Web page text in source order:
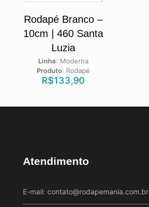
Rodapé Branco –
10cm | 460 Santa
Luzia
Linha: Moderna
Produto: Rodapé
R$133,90
Atendimento
E-mail: contato@rodapemania.com.br